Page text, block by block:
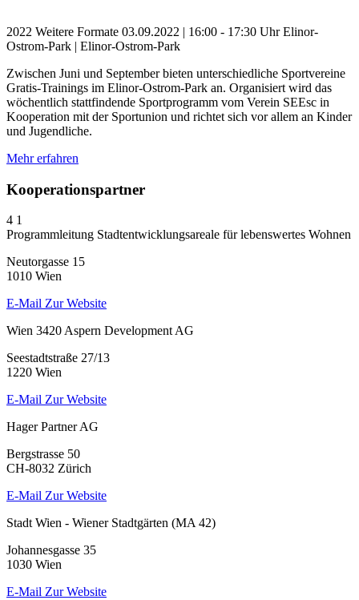
2022 Weitere Formate 03.09.2022 | 16:00 - 17:30 UhrElinor-
Ostrom-Park | Elinor-Ostrom-Park
Zwischen Juni und September bieten unterschiedliche Sportvereine
Gratis-Trainings im Elinor-Ostrom-Park an. Organisiert wird das
wöchentlich stattfindende Sportprogramm vom Verein SEEsc in
Kooperation mit der Sportunion und richtet sich vor allem an Kinder
und Jugendliche.
Mehr erfahren
Kooperationspartner
4 1
Programmleitung Stadtentwicklungsareale für lebenswertes Wohnen
Neutorgasse 15
1010 Wien
E-Mail Zur Website
Wien 3420 Aspern Development AG
Seestadtstraße 27/13
1220 Wien
E-Mail Zur Website
Hager Partner AG
Bergstrasse 50
CH-8032 Zürich
E-Mail Zur Website
Stadt Wien - Wiener Stadtgärten (MA 42)
Johannesgasse 35
1030 Wien
E-Mail Zur Website